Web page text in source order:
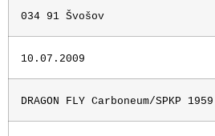
034 91 Švošov
10.07.2009
DRAGON FLY Carboneum/SPKP 1959